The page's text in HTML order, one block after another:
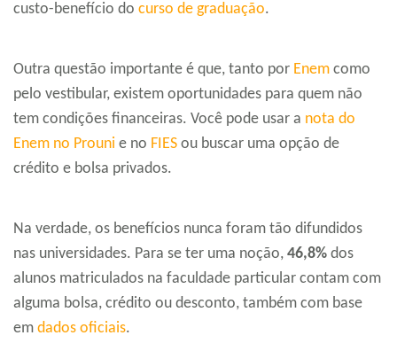
custo-benefício do curso de graduação.
Outra questão importante é que, tanto por Enem como
pelo vestibular, existem oportunidades para quem não
tem condições financeiras. Você pode usar a nota do
Enem no Prouni e no FIES ou buscar uma opção de
crédito e bolsa privados.
Na verdade, os benefícios nunca foram tão difundidos
nas universidades. Para se ter uma noção, 46,8% dos
alunos matriculados na faculdade particular contam com
alguma bolsa, crédito ou desconto, também com base
em dados oficiais.